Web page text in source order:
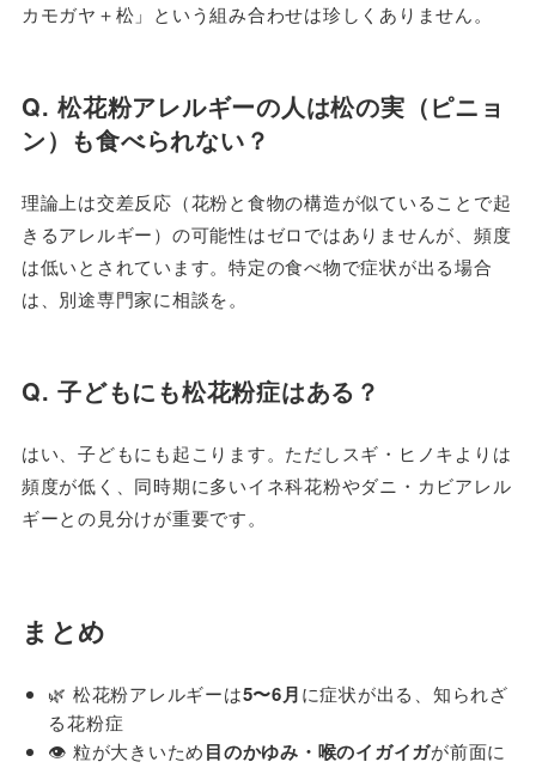
カモガヤ＋松」という組み合わせは珍しくありません。
Q. 松花粉アレルギーの人は松の実（ピニョ
ン）も食べられない？
理論上は交差反応（花粉と食物の構造が似ていることで起
きるアレルギー）の可能性はゼロではありませんが、頻度
は低いとされています。特定の食べ物で症状が出る場合
は、別途専門家に相談を。
Q. 子どもにも松花粉症はある？
はい、子どもにも起こります。ただしスギ・ヒノキよりは
頻度が低く、同時期に多いイネ科花粉やダニ・カビアレル
ギーとの見分けが重要です。
まとめ
🌿 松花粉アレルギーは5〜6月に症状が出る、知られざ
る花粉症
👁️ 粒が大きいため目のかゆみ・喉のイガイガが前面に